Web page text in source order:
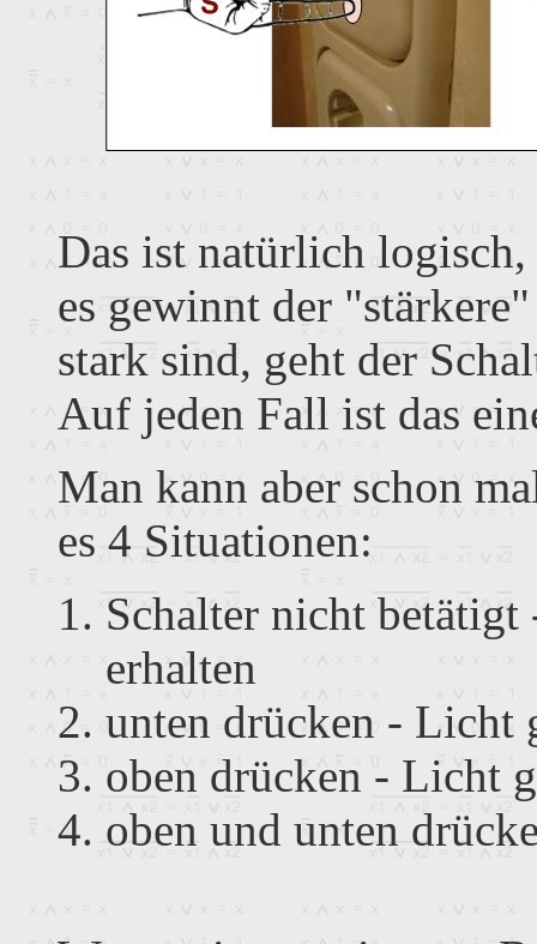
Das ist natürlich
es gewinnt der
stark sind, geht der
Auf jeden Fall ist das
Man kann aber schon
es 4 Situationen:
Schalter nicht
erhalten
unten drücken - Licht
oben drücken - Licht
oben und unten